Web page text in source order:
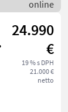
online
24.990
€
19 % s DPH
21.000 €
netto